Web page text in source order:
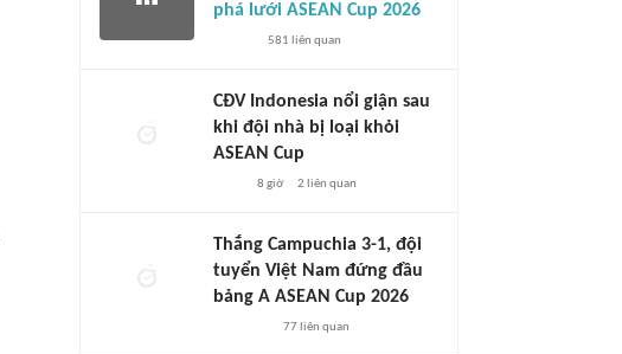
phá lưới ASEAN Cup 2026
581 liên quan
CĐV Indonesia nổi giận sau
khi đội nhà bị loại khỏi
ASEAN Cup
8 giờ 2 liên quan
Thắng Campuchia 3-1, đội
tuyển Việt Nam đứng đầu
bảng A ASEAN Cup 2026
77liên quan